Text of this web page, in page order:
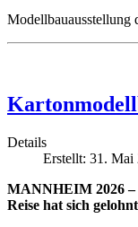
Details
Erstellt: 31. Mai
MANNHEIM 2026 –
Reise hat sich gelohnt